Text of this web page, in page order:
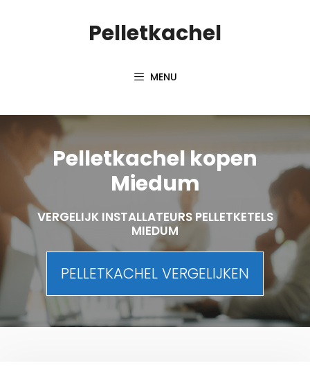
Pelletkachel
MENU
Pelletkachel kopen
Miedum
VERGELIJK INSTALLATEURS PELLETKETELS
MIEDUM
PELLETKACHEL VERGELIJKEN